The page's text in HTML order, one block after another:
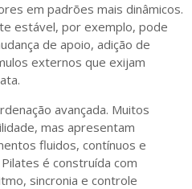
em padrões mais dinâmicos.
estável, por exemplo, pode
de apoio, adição de
externos que exijam
avançada. Muitos
mas apresentam
fluidos, contínuos e
é construída com
sincronia e controle